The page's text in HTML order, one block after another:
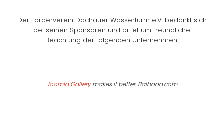
Der Förderverein Dachauer Wasserturm e.V. bedankt sich
bei seinen Sponsoren und bittet um freundliche
Beachtung der folgenden Unternehmen:
Joomla Gallerymakes it better. Balbooa.com